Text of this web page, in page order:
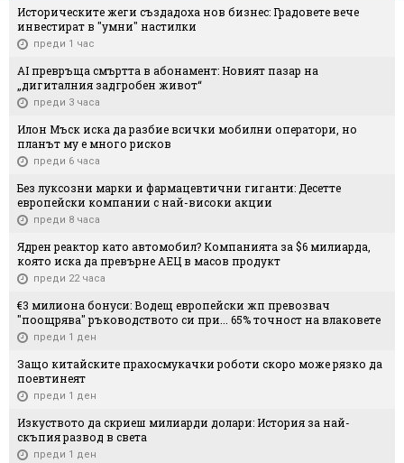
Историческите жеги създадоха нов бизнес: Градовете вече
инвестират в "умни" настилки
преди 1 час
AI превръща смъртта в абонамент: Новият пазар на
„дигиталния задгробен живот“
преди 3 часа
Илон Мъск иска да разбие всички мобилни оператори, но
планът му е много рисков
преди 6 часа
Без луксозни марки и фармацевтични гиганти: Десетте
европейски компании с най-високи акции
преди 8 часа
Ядрен реактор като автомобил? Компанията за $6 милиарда,
която иска да превърне АЕЦ в масов продукт
преди 22 часа
€3 милиона бонуси: Водещ европейски жп превозвач
"поощрява" ръководството си при... 65% точност на влаковете
преди 1 ден
Защо китайските прахосмукачки роботи скоро може рязко да
поевтинеят
преди 1 ден
Изкуството да скриеш милиарди долари: История за най-
скъпия развод в света
преди 1 ден